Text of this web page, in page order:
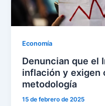
Economía
Denuncian que el
inflación y exigen
metodología
15 de febrero de 2025